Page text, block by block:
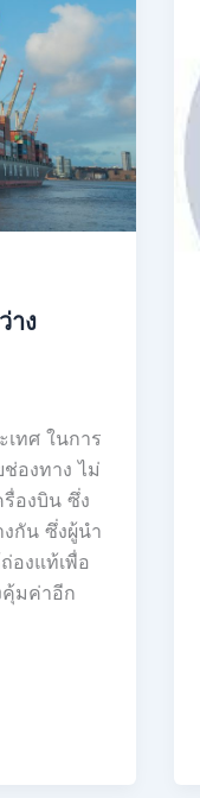
าง
เทศ ในการ
องทาง ไม่
รื่องบิน ซึ่ง
กัน ซึ่งผู้นำ
องแท้เพื่อ
มค่าอีก